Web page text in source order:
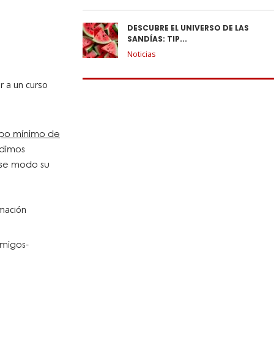
a un curso
mínimo de
modo su
DESCUBRE EL UNIVERSO DE LAS
SANDÍAS: TIP...
Noticias